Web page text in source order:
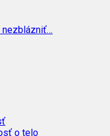
nezblázniť…
o telo